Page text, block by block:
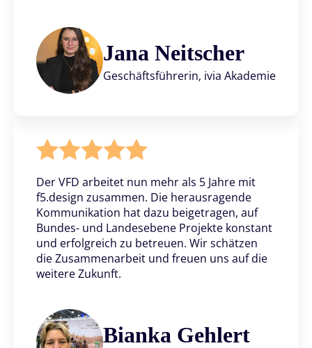
Jana Neitscher
Geschäftsführerin, ivia Akademie
Der VFD arbeitet nun mehr als 5 Jahre mit
f5.design zusammen. Die herausragende
Kommunikation hat dazu beigetragen, auf
Bundes- und Landesebene Projekte konstant
und erfolgreich zu betreuen. Wir schätzen
die Zusammenarbeit und freuen uns auf die
weitere Zukunft.
Bianka Gehlert